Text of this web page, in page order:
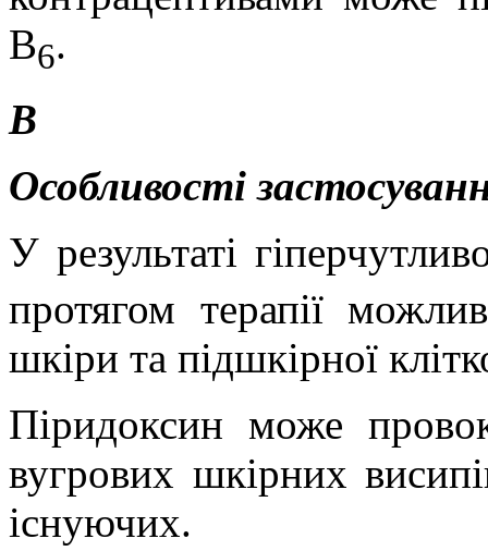
В6.
В
Особливості
У результаті
протягом терапії
шкіри та підшкірної
Піридоксин може
вугрових шкірних
існуючих.